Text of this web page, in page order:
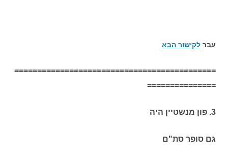
עבר לקישור הבא
============================================
===============
3. פון מנשטיין היה
גם סופר סת"ם